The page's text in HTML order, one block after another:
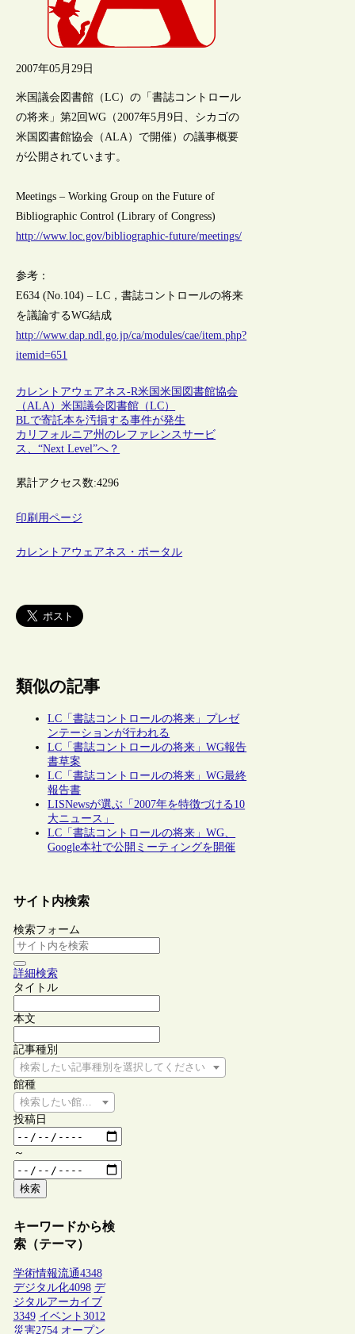
2007年05月29日
米国議会図書館（LC）の「書誌コントロール
の将来」第2回WG（2007年5月9日、シカゴの
米国図書館協会（ALA）で開催）の議事概要
が公開されています。
Meetings – Working Group on the Future of
Bibliographic Control (Library of Congress)
http://www.loc.gov/bibliographic-future/meetings/
参考：
E634 (No.104) – LC，書誌コントロールの将来
を議論するWG結成
http://www.dap.ndl.go.jp/ca/modules/cae/item.php?
itemid=651
カレントアウェアネス-R米国米国図書館協会
（ALA）米国議会図書館（LC）
BLで寄託本を汚損する事件が発生
カリフォルニア州のレファレンスサービ
ス、“Next Level”へ？
累計アクセス数:4296
印刷用ページ
カレントアウェアネス・ポータル
類似の記事
LC「書誌コントロールの将来」プレゼ
ンテーションが行われる
LC「書誌コントロールの将来」WG報告
書草案
LC「書誌コントロールの将来」WG最終
報告書
LISNewsが選ぶ「2007年を特徴づける10
大ニュース」
LC「書誌コントロールの将来」WG、
Google本社で公開ミーティングを開催
サイト内検索
検索フォーム
詳細検索
タイトル
本文
記事種別
検索したい記事種別を選択してください
館種
検索したい館種を選択してください
投稿日
～
検索
キーワードから検
索（テーマ）
学術情報流通4348
デジタル化4098 デ
ジタルアーカイブ
3349 イベント 3012
災害2754 オープン